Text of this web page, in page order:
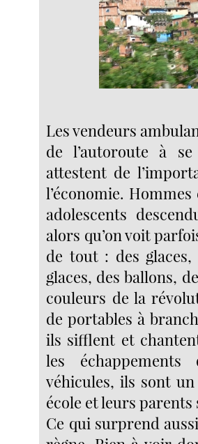
Les vendeurs
de l’autoroute à
attestent de
l’économie.
adolescents
alors qu’on voit
de tout : des
glaces, des ballons,
couleurs de la
de portables à
ils sifflent et
les
véhicules, ils sont
école et leurs
Ce qui surprend